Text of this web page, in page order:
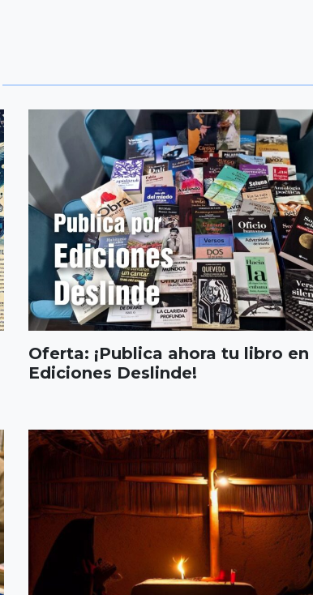
Oferta: ¡Publica ahora tu libro en
Ediciones Deslinde!